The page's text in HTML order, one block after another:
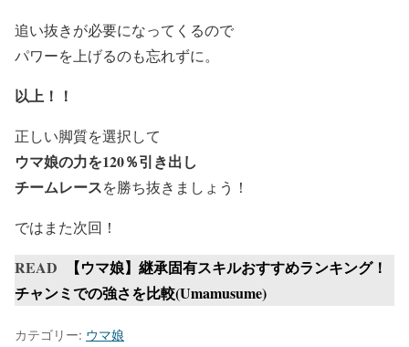
追い抜きが必要になってくるので
パワーを上げるのも忘れずに。
以上！！
正しい脚質を選択して
ウマ娘の力を120％引き出し
チームレースを勝ち抜きましょう！
ではまた次回！
READ
【ウマ娘】継承固有スキルおすすめランキング！
チャンミでの強さを比較(Umamusume)
カテゴリー: ウマ娘